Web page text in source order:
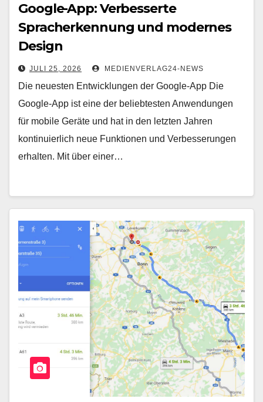
Google-App: Verbesserte
Spracherkennung und modernes
Design
JULI 25, 2026 MEDIENVERLAG24-NEWS
Die neuesten Entwicklungen der Google-App Die
Google-App ist eine der beliebtesten Anwendungen
für mobile Geräte und hat in den letzten Jahren
kontinuierlich neue Funktionen und Verbesserungen
erhalten. Mit über einer…